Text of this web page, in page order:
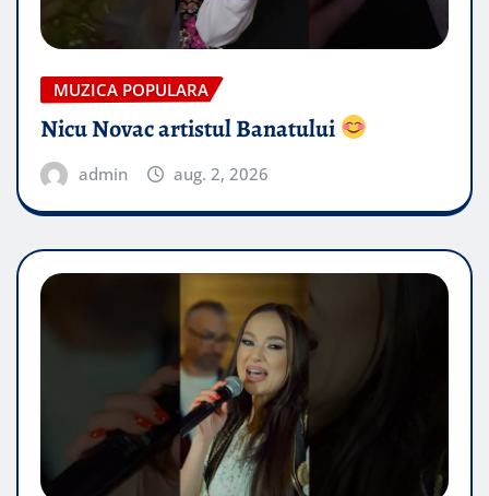
MUZICA POPULARA
Nicu Novac artistul Banatului
admin aug. 2, 2026